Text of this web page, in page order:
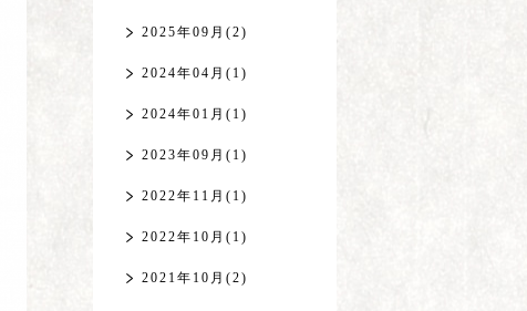
2025年09月(2)
2024年04月(1)
2024年01月(1)
2023年09月(1)
2022年11月(1)
2022年10月(1)
2021年10月(2)